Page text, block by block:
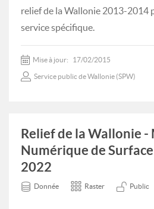
relief de la Wallonie 2013-2014
service spécifique.
Mise à jour: 17/02/2015
Service public de Wallonie (SPW)
Relief de la Wallonie -
Numérique de
2022
Donnée Raster Public